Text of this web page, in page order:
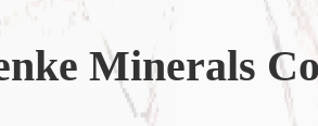
Minerals